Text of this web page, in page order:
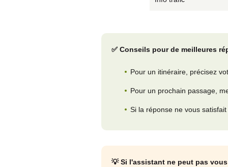
✅ Conseils pour de meilleures
Pour un itinéraire, précisez
Pour un prochain passage,
Si la réponse ne vous
💡 Si l'assistant ne peut pas